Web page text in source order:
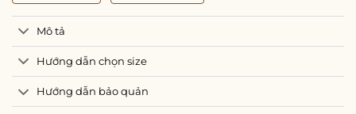
Mô tả
Hướng dẫn chọn size
Hướng dẫn bảo quản